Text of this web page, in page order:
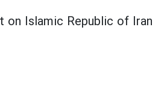
on Islamic Republic of Iran